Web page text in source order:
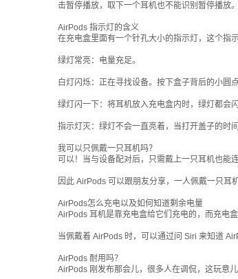
击暂停播放，取下一个耳机也不能识别暂停播放
AirPods 指示灯的含义
在充电盒里面有一个针孔大小的指示灯，这个指
绿灯常亮：电量充足。
白灯闪烁：正在寻找设备。按下盒子背后的小圆
绿灯闪一下：将耳机放入充电盒内时，绿灯都会
指示灯灭：绿灯不会一直亮着，当打开盖子的时
我可以只佩戴一只耳机吗？
可以！当与设备配对后，只需戴上一只耳机也能
因此 AirPods 可以跟朋友分享，一人佩戴一只
AirPods怎么充电以及如何知道剩余电量
AirPods 耳机是靠充电盒给它们充电的，而充电
当佩戴着 AirPods 时，可以通过问 Siri 来知道
AirPods 耐用吗？
AirPods 刚发布那会儿，很多人在调侃，这玩意